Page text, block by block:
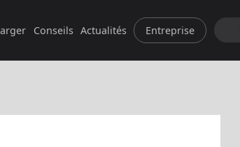
Conseils Actualités Entreprise